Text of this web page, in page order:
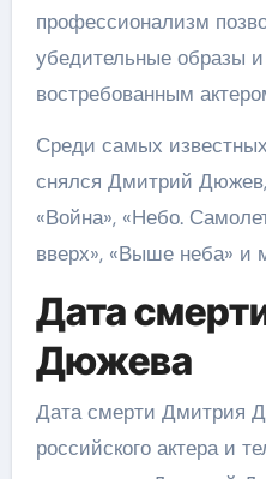
профессионализм
убедительные образы и
востребованным
Среди самых
снялся Дмитрий Дюжев,
«Война», «Небо.
вверх», «Выше неба» и
Дата
Дюжева
Дата смерти Дмитрия
российского актера и